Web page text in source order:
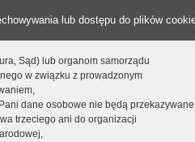
lub dostępu do plików
Sąd) lub organom samorządu
w związku z prowadzonym
dane osobowe nie będą przekazywane
trzeciego ani do organizacji